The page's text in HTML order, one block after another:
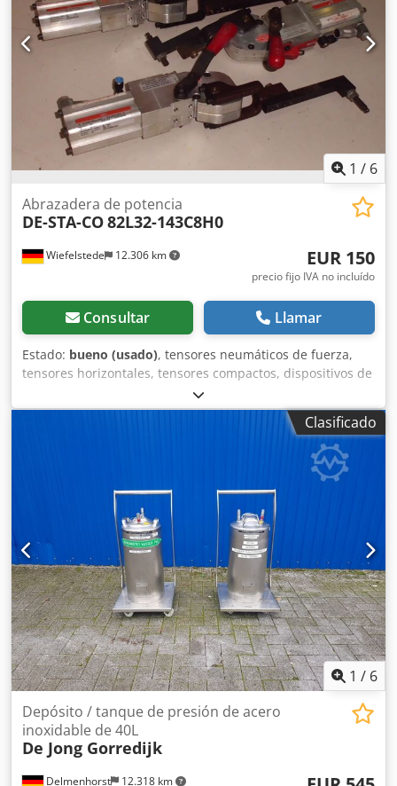
1 / 6
Wiefelstede 12.306 km
Abrazadera de potencia
DE-STA-CO82L32-143C8H0
EUR 150
precio fijo IVA no incluído
Consultar Llamar
Estado: bueno (usado), tensores neumáticos de fuerza,
tensores horizontales, tensores compactos, dispositivos de
sujeción, tensores neumáticos de fuerza -Tipo: 82L32-
143C8H0 -Cantidad: 4 unidades disponibles -Precio: por
unidad Dedpfx Aeb A H E Iegdjck -Peso: 2,1 kg/unidadClasificado
1 / 6
Delmenhorst 12.318 km
Depósito / tanque de presión de acero
inoxidable de 40L
De Jong Gorredijk